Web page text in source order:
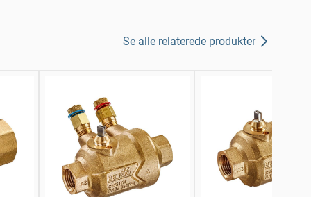
Se alle relaterede produkter